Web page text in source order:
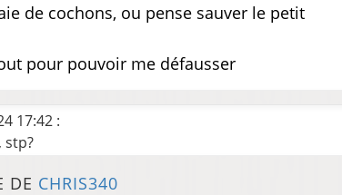
de cochons, ou pense sauver le petit
pour pouvoir me défausser
17:42 :
stp?
DE CHRIS340